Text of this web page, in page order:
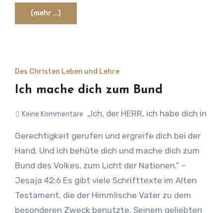
Verwandtschaft, sondern wegen des Herrn
Vorsehung, daß jene Erstgeborenen am
(mehr …)
Des Christen Leben und Lehre
Ich mache dich zum Bund
Keine Kommentare „Ich, der HERR, ich habe dich in
Gerechtigkeit gerufen und ergreife dich bei der
Hand. Und ich behüte dich und mache dich zum
Bund des Volkes, zum Licht der Nationen.” –
Jesaja 42:6 Es gibt viele Schrifttexte im Alten
Testament, die der Himmlische Vater zu dem
besonderen Zweck benutzte, Seinem geliebten